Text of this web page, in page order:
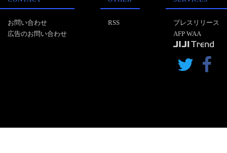
お問い合わせ
広告のお問い合わせ
RSS
プレスリリース
AFP WAA